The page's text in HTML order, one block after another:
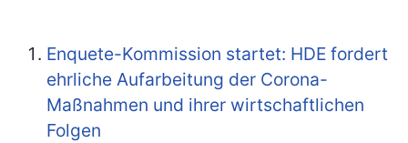
Enquete-Kommission startet: HDE fordert
ehrliche Aufarbeitung der Corona-
Maßnahmen und ihrer wirtschaftlichen
Folgen